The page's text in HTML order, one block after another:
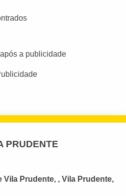
a publicidade
PRUDENTE
Vila Prudente, , Vila Prudente,